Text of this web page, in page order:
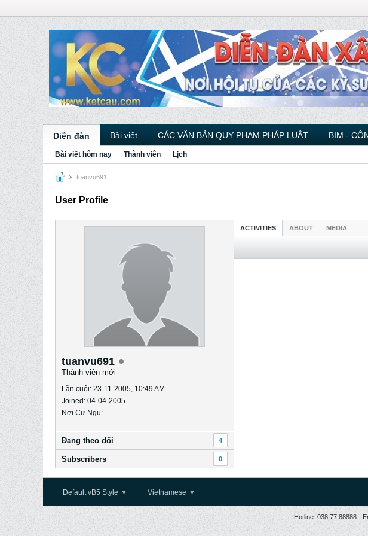
Diễn đàn Bài viết CÁC VĂN BẢN QUY PHẠM PHÁP LUẬT BIM -
Bài viết hôm nay Thành viên Lịch
tuanvu691
User Profile
tuanvu691
Thành viên mới
Lần cuối: 23-11-2005, 10:49 AM
Joined: 04-04-2005
Nơi Cư Ngụ:
Ðang theo dõi 4
Subscribers 0
ACTIVITIES ABOUT MEDIA
Default vB5 Style Vietnamese
Hotline: 038.77 88888 -